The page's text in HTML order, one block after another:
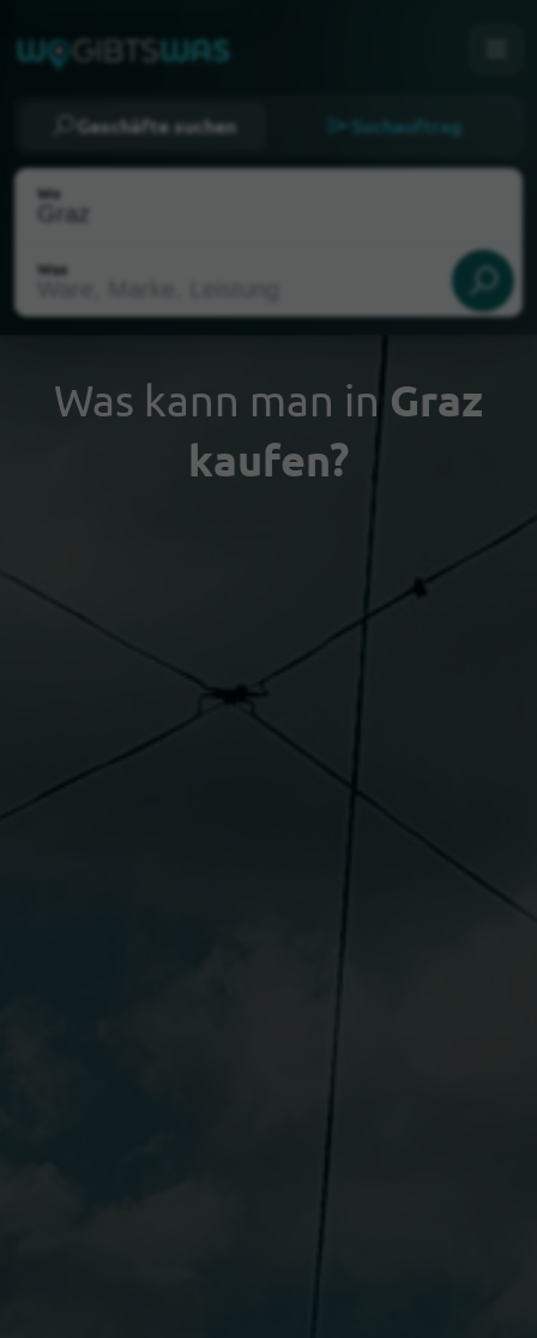
Geschäfte suchen Suchauftrag
Wo
Was
Als meinen Standort wählen
Was kann man in Graz
kaufen?